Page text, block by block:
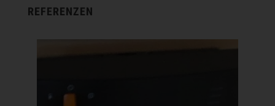
REFERENZEN